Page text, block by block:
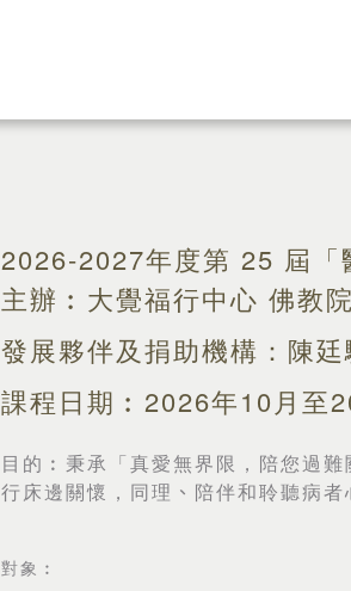
2026-2027年度第 25 屆「
主辦︰大覺福行中心 佛教
發展夥伴及捐助機構：陳
課程日期︰2026年10月至
目的︰ 秉承「真愛無界限，陪您過
行床邊關懷，同理 、 陪伴和聆聽病者
對象︰